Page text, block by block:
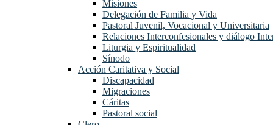
Misiones
Delegación de Familia y Vida
Pastoral Juvenil, Vocacional y Universitaria
Relaciones Interconfesionales y diálogo
Liturgia y Espiritualidad
Sínodo
Acción Caritativa y Social
Discapacidad
Migraciones
Cáritas
Pastoral social